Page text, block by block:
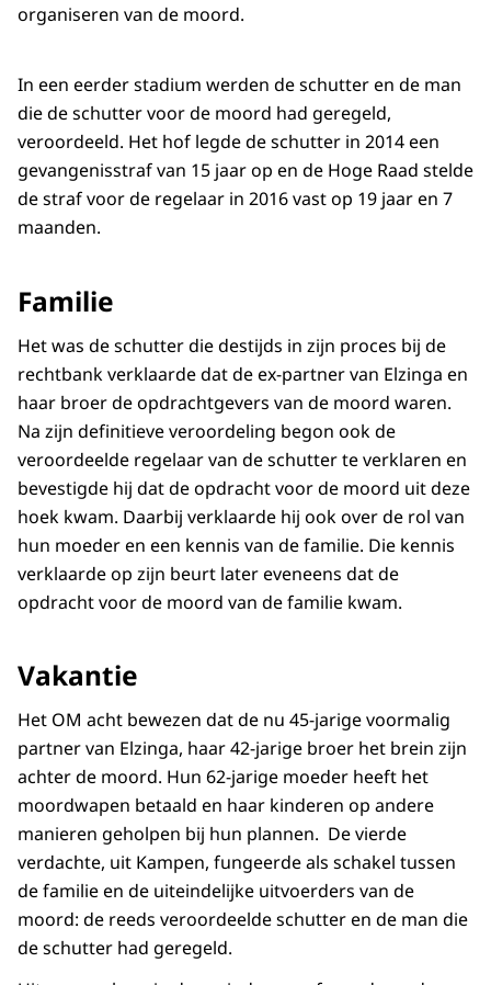
organiseren van de moord.
In een eerder stadium werden de schutter en de man
die de schutter voor de moord had geregeld,
veroordeeld. Het hof legde de schutter in 2014 een
gevangenisstraf van 15 jaar op en de Hoge Raad stelde
de straf voor de regelaar in 2016 vast op 19 jaar en 7
maanden.
Familie
Het was de schutter die destijds in zijn proces bij de
rechtbank verklaarde dat de ex-partner van Elzinga en
haar broer de opdrachtgevers van de moord waren.
Na zijn definitieve veroordeling begon ook de
veroordeelde regelaar van de schutter te verklaren en
bevestigde hij dat de opdracht voor de moord uit deze
hoek kwam. Daarbij verklaarde hij ook over de rol van
hun moeder en een kennis van de familie. Die kennis
verklaarde op zijn beurt later eveneens dat de
opdracht voor de moord van de familie kwam.
Vakantie
Het OM acht bewezen dat de nu 45-jarige voormalig
partner van Elzinga, haar 42-jarige broer het brein zijn
achter de moord. Hun 62-jarige moeder heeft het
moordwapen betaald en haar kinderen op andere
manieren geholpen bij hun plannen. De vierde
verdachte, uit Kampen, fungeerde als schakel tussen
de familie en de uiteindelijke uitvoerders van de
moord: de reeds veroordeelde schutter en de man die
de schutter had geregeld.